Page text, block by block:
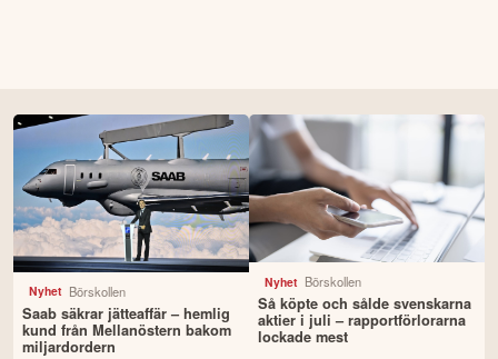
Nyhet Börskollen
Saab säkrar jätteaffär – hemlig
kund från Mellanöstern bakom
miljardordern
Nyhet Börskollen
Så köpte och sålde svenskarna
aktier i juli – rapportförlorarna
lockade mest